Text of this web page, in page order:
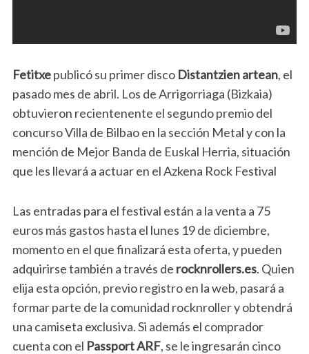
Fetitxepublicó su primer disco Distantzien artean, el
pasado mes de abril. Los de Arrigorriaga (Bizkaia)
obtuvieron recientenente el segundo premio del
concurso Villa de Bilbao en la sección Metal y con la
mención de Mejor Banda de Euskal Herria, situación
que les llevará a actuar en el Azkena Rock Festival
Las entradas para el festival están a la venta a 75
euros más gastos hasta el lunes 19 de diciembre,
momento en el que finalizará esta oferta, y pueden
adquirirse también a través de rocknrollers.es. Quien
elija esta opción, previo registro en la web, pasará a
formar parte de la comunidad rocknroller y obtendrá
una camiseta exclusiva. Si además el comprador
cuenta con el Passport ARF, se le ingresarán cinco